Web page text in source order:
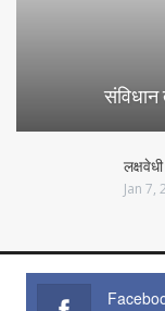
Jan 7,